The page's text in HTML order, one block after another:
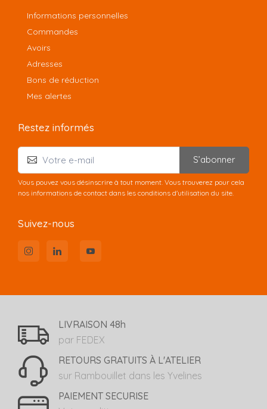
Informations personnelles
Commandes
Avoirs
Adresses
Bons de réduction
Mes alertes
Restez informés
S’abonner
Vous pouvez vous désinscrire à tout moment. Vous trouverez pour cela
nos informations de contact dans les conditions d'utilisation du site.
Suivez-nous
LIVRAISON 48h
par FEDEX
RETOURS GRATUITS À L'ATELIER
sur Rambouillet dans les Yvelines
PAIEMENT SECURISE